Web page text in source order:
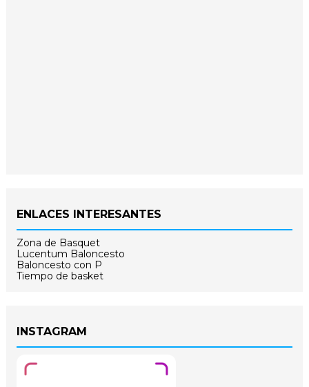
ENLACES INTERESANTES
Zona de Basquet
Lucentum Baloncesto
Baloncesto con P
Tiempo de basket
INSTAGRAM